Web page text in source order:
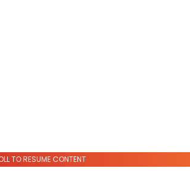
TO RESUME CONTENT